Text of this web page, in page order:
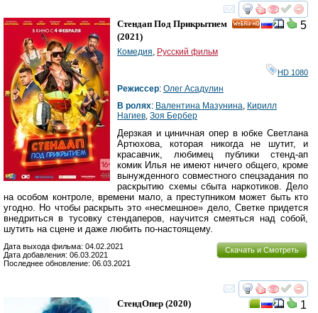
смотреть
5
Стендап Под Прикрытием
(2021)
Комедия, Русский фильм
HD 1080
Режиссер: Олег Асадулин
В ролях: Валентина Мазунина, Кирилл
Нагиев, Зоя Бербер
Дерзкая и циничная опер в юбке Светлана
Артюхова, которая никогда не шутит, и
красавчик, любимец публики стенд-ап
комик Илья не имеют ничего общего, кроме
вынужденного совместного спецзадания по
раскрытию схемы сбыта наркотиков. Дело
на особом контроле, времени мало, а преступником может быть кто
угодно. Но чтобы раскрыть это «несмешное» дело, Светке придется
внедриться в тусовку стендаперов, научится смеяться над собой,
шутить на сцене и даже любить по-настоящему.
Скачать и Смотреть
Дата выхода фильма: 04.02.2021
Дата добавления: 06.03.2021
Последнее обновление: 06.03.2021
смотреть
1
СтендОпер (2020)